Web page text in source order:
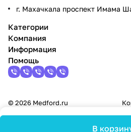
В
г. Махачкала проспект Имама
Категории
Компания
Информация
Помощь
© 2026 Medford.ru